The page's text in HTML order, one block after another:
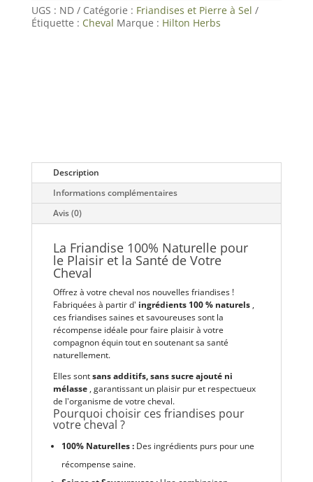
|
Friandises
UGS : ND Catégorie : Friandises et Pierre à Sel
Étiquette : Cheval Marque : Hilton Herbs
Description
Informations complémentaires
Avis (0)
La Friandise 100% Naturelle pour
le Plaisir et la Santé de Votre
Cheval
Offrez à votre cheval nos nouvelles friandises !
Fabriquées à partir d' ingrédients 100 % naturels,
ces friandises saines et savoureuses sont la
récompense idéale pour faire plaisir à votre
compagnon équin tout en soutenant sa santé
naturellement.
Elles sontsans additifs, sans sucre ajouté ni
mélasse, garantissant un plaisir pur et respectueux
de l'organisme de votre cheval.
Pourquoi choisir ces friandises pour
votre cheval ?
100% Naturelles : Des ingrédients purs pour une
récompense saine.